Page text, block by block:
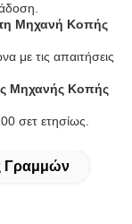
τη Μηχανή Κοπής
με τις απαιτήσεις
Μηχανής Κοπής
σετ ετησίως.
Γραμμών